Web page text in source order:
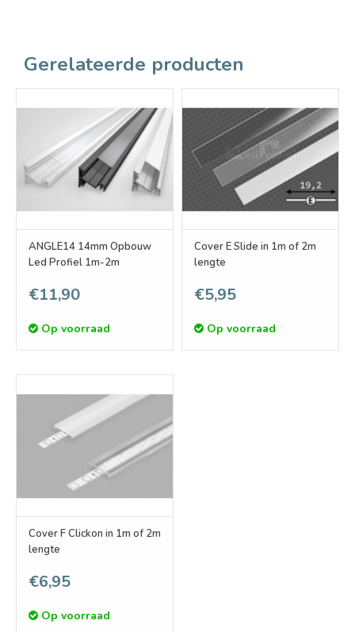
Gerelateerde producten
ANGLE14 14mm Opbouw
Led Profiel 1m-2m
€11,90
Op voorraad
Cover E Slide in 1m of 2m
lengte
€5,95
Op voorraad
Cover F Clickon in 1m of 2m
lengte
€6,95
Op voorraad